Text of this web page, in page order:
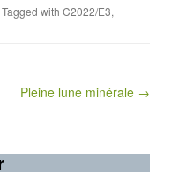
Tagged with C2022/E3,
Pleine lune minérale →